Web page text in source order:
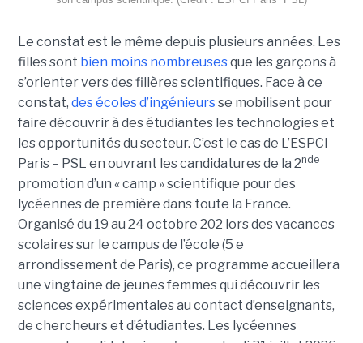
Le constat est le même depuis plusieurs années. Les
filles sont bien moins nombreusesque les garçons à
s’orienter vers des filières scientifiques. Face à ce
constat, des écoles d’ingénieursse mobilisent pour
faire découvrir à des étudiantes les technologies et
les opportunités du secteur. C’est le cas de L’ESPCI
Paris – PSL en ouvrant les candidatures de la 2nde
promotion d’un « camp » scientifique pour des
lycéennes de première dans toute la France.
Organisé du 19 au 24 octobre 202 lors des vacances
scolaires sur le campus de l’école (5 e
arrondissement de Paris), ce programme accueillera
une vingtaine de jeunes femmes qui découvrir les
sciences expérimentales au contact d’enseignants,
de chercheurs et d’étudiantes. Les lycéennes